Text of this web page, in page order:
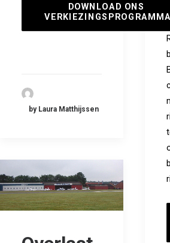
DOWNLOAD ONS
VERKIEZINGSPROGRAMMA
by Laura Matthijssen